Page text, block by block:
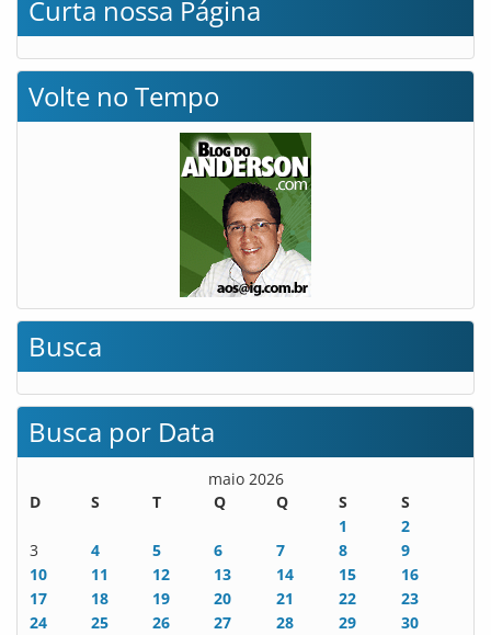
Curta nossa Página
Volte no Tempo
Busca
Busca por Data
maio 2026
D
S T Q Q S
S
1
2
3
4 5 6 7 8
9
10
11 12 13 14 15
16
17
18 19 20 21 22
23
24
25 26 27 28 29
30